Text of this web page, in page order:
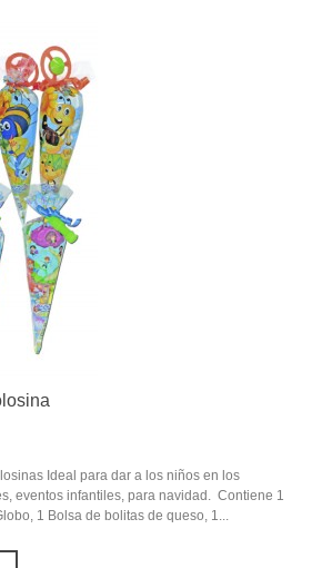
Ideal para dar a los niños en los
eventos infantiles, para navidad. Contiene 1
1 Bolsa de bolitas de queso, 1...